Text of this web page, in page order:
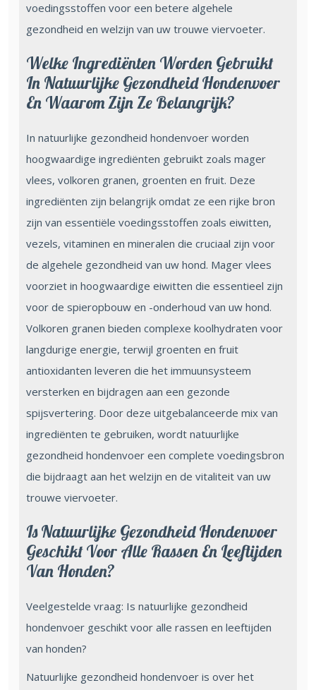
voedingsstoffen voor een betere algehele
gezondheid en welzijn van uw trouwe viervoeter.
Welke Ingrediënten Worden Gebruikt
In Natuurlijke Gezondheid Hondenvoer
En Waarom Zijn Ze Belangrijk?
In natuurlijke gezondheid hondenvoer worden
hoogwaardige ingrediënten gebruikt zoals mager
vlees, volkoren granen, groenten en fruit. Deze
ingrediënten zijn belangrijk omdat ze een rijke bron
zijn van essentiële voedingsstoffen zoals eiwitten,
vezels, vitaminen en mineralen die cruciaal zijn voor
de algehele gezondheid van uw hond. Mager vlees
voorziet in hoogwaardige eiwitten die essentieel zijn
voor de spieropbouw en -onderhoud van uw hond.
Volkoren granen bieden complexe koolhydraten voor
langdurige energie, terwijl groenten en fruit
antioxidanten leveren die het immuunsysteem
versterken en bijdragen aan een gezonde
spijsvertering. Door deze uitgebalanceerde mix van
ingrediënten te gebruiken, wordt natuurlijke
gezondheid hondenvoer een complete voedingsbron
die bijdraagt aan het welzijn en de vitaliteit van uw
trouwe viervoeter.
Is Natuurlijke Gezondheid Hondenvoer
Geschikt Voor Alle Rassen En Leeftijden
Van Honden?
Veelgestelde vraag: Is natuurlijke gezondheid
hondenvoer geschikt voor alle rassen en leeftijden
van honden?
Natuurlijke gezondheid hondenvoer is over het